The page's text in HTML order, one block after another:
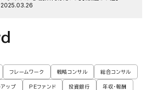
2025.03.26
フレームワーク 戦略コンサル 総合コンサル
アップ PEファンド 投資銀行 年収・報酬